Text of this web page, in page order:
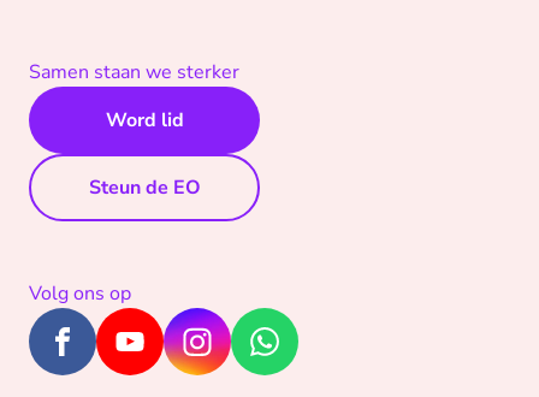
Samen staan we sterker
Word lid
Steun de EO
Volg ons op